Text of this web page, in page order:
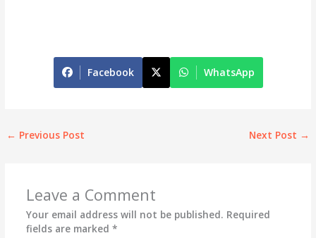
Facebook WhatsApp
← Previous Post Next Post →
Leave a Comment
Your email address will not be published. Required
fields are marked *